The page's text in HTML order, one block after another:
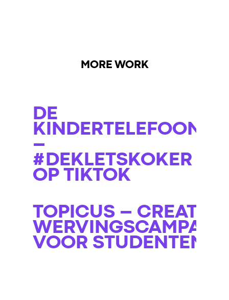
MORE WORK
DE
KINDERTELEFOON
–
#DEKLETSKOKER
OP TIKTOK
TOPICUS –
VOOR STUDENTEN